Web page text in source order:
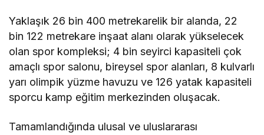
Yaklaşık 26 bin 400 metrekarelik bir alanda, 22
bin 122 metrekare inşaat alanı olarak yükselecek
olan spor kompleksi; 4 bin seyirci kapasiteli çok
amaçlı spor salonu, bireysel spor alanları, 8 kulvarlı
yarı olimpik yüzme havuzu ve 126 yatak kapasiteli
sporcu kamp eğitim merkezinden oluşacak.
Tamamlandığında ulusal ve uluslararası